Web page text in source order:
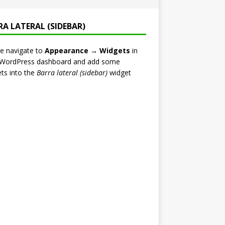
LATERAL (SIDEBAR)
navigate to Appearance → Widgets in
dashboard and add some
into the Barra lateral (sidebar)widget